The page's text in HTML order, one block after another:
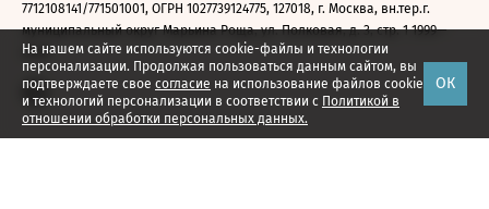
На нашем сайте используются cookie-файлы и технологии
персонализации. Продолжая пользоваться данным сайтом, вы
подтверждаете свое согласие на использование файлов cookie
и технологий персонализации в соответствии с Политикой в
отношении обработки персональных данных.
ОК
7712108141/771501001, ОГРН 1027739124775, 127018, г. Москва, вн.тер.г.
муниципальный округ Марьина Роща, ул. Полковая, д. 3, стр. 1 1999—
2026